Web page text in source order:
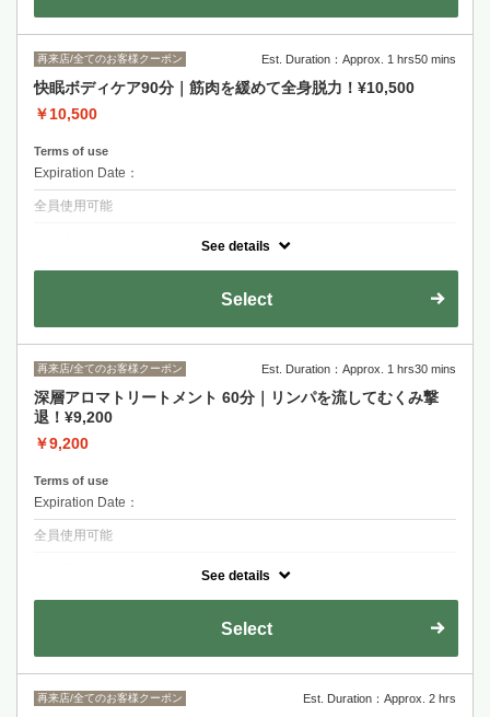
再来店/全てのお客様クーポン Est. Duration：Approx. 1 hrs50 mins
快眠ボディケア90分｜筋肉を緩めて全身脱力！¥10,500
￥10,500
Terms of use
Expiration Date：
全員使用可能
へのリラクゼーションをお届けします。お着替えなしでもOK！お着替
See details
Select
再来店/全てのお客様クーポン Est. Duration：Approx. 1 hrs30 mins
深層アロマトリートメント 60分｜リンパを流してむくみ撃
退！¥9,200
￥9,200
Terms of use
Expiration Date：
全員使用可能
われている方は是非ご選択くださいませ♪
See details
Select
再来店/全てのお客様クーポン Est. Duration：Approx. 2 hrs